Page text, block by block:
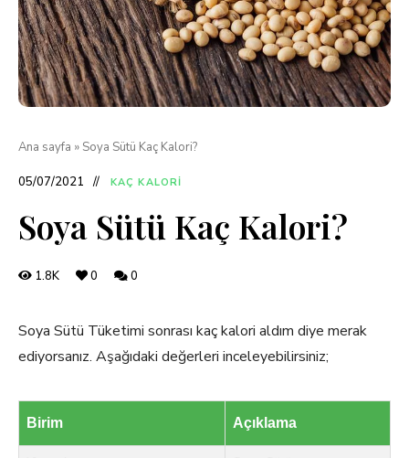
Ana sayfa » Soya Sütü Kaç Kalori?
05/07/2021 KAÇ KALORI
Soya Sütü Kaç Kalori?
1.8K 0 0
Soya Sütü Tüketimi sonrası kaç kalori aldım diye merak
ediyorsanız. Aşağıdaki değerleri inceleyebilirsiniz;
Birim Açıklama